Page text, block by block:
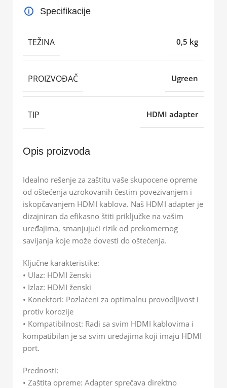
Specifikacije
TEŽINA 0,5 kg
PROIZVOĐAČ Ugreen
TIP HDMI adapter
Opis proizvoda
Idealno rešenje za zaštitu vaše skupocene opreme
od oštećenja uzrokovanih čestim povezivanjem i
iskopčavanjem HDMI kablova. Naš HDMI adapter je
dizajniran da efikasno štiti priključke na vašim
uređajima, smanjujući rizik od prekomernog
savijanja koje može dovesti do oštećenja.
Ključne karakteristike:
• Ulaz: HDMI ženski
• Izlaz: HDMI ženski
• Konektori: Pozlaćeni za optimalnu provodljivost i
protiv korozije
• Kompatibilnost: Radi sa svim HDMI kablovima i
kompatibilan je sa svim uređajima koji imaju HDMI
port.
Prednosti:
• Zaštita opreme: Adapter sprečava direktno